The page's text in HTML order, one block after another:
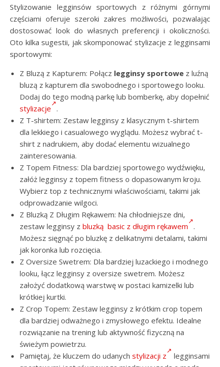
Stylizowanie legginsów sportowych z różnymi górnymi
częściami oferuje szeroki zakres możliwości, pozwalając
dostosować look do własnych preferencji i okoliczności.
Oto kilka sugestii, jak skomponować stylizacje z legginsami
sportowymi:
Z Bluzą z Kapturem: Połącz legginsy sportowe z luźną
bluzą z kapturem dla swobodnego i sportowego looku.
Dodaj do tego modną parkę lub bomberkę, aby dopełnić
stylizacje .
Z T-shirtem: Zestaw legginsy z klasycznym t-shirtem
dla lekkiego i casualowego wyglądu. Możesz wybrać t-
shirt z nadrukiem, aby dodać elementu wizualnego
zainteresowania.
Z Topem Fitness: Dla bardziej sportowego wydźwięku,
załóż legginsy z topem fitness o dopasowanym kroju.
Wybierz top z technicznymi właściwościami, takimi jak
odprowadzanie wilgoci.
Z Bluzką Z Długim Rękawem: Na chłodniejsze dni,
zestaw legginsy z bluzką basic z długim rękawem .
Możesz sięgnąć po bluzkę z delikatnymi detalami, takimi
jak koronka lub rozcięcia.
Z Oversize Swetrem: Dla bardziej luzackiego i modnego
looku, łącz legginsy z oversize swetrem. Możesz
założyć dodatkową warstwę w postaci kamizelki lub
krótkiej kurtki.
Z Crop Topem: Zestaw legginsy z krótkim crop topem
dla bardziej odważnego i zmysłowego efektu. Idealne
rozwiązanie na trening lub aktywność fizyczną na
świeżym powietrzu.
Pamiętaj, że kluczem do udanych stylizacji z
legginsami